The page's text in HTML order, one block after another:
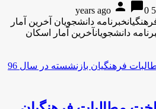
56
person chat_bubble0
دانشجویان آخرین آمار
دانشجویانآخرین آمار اسکان